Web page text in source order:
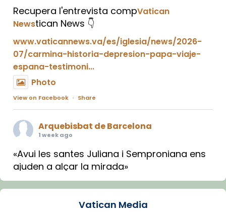
Recupera l'entrevista compVatican
Newstican News 👇
www.vaticannews.va/es/iglesia/news/2026-
07/carmina-historia-depresion-papa-viaje-
espana-testimoni...
Photo
View on Facebook · Share
Arquebisbat de Barcelona
1 week ago
«Avui les santes Juliana i Semproniana ens
ajuden a alçar la mirada»
Mons. Sergi Gordo, bisbe de Tortosa, ha
Santes de Mataró.Vatican Media